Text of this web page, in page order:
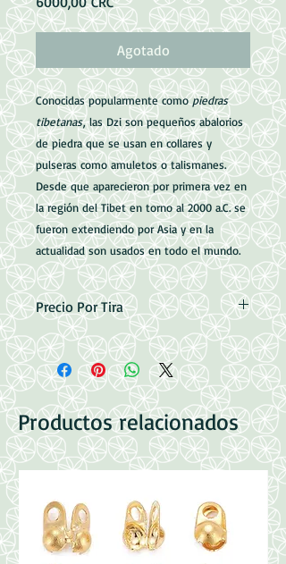
Agotado
Conocidas popularmente comopiedras
tibetanas, las Dzi son pequeños abalorios
de piedra que se usan en collares y
pulseras como amuletos o talismanes.
Desde que aparecieron por primera vez en
la región del Tibet en torno al 2000 a.C. se
fueron extendiendo por Asia y en la
actualidad son usados en todo el mundo.
Precio Por Tira
8mm = 48piezas por tira
aproximadamente
10mm = 38 piezas por tira
aproximadamente
Perforacion: 1mm
Productos relacionados